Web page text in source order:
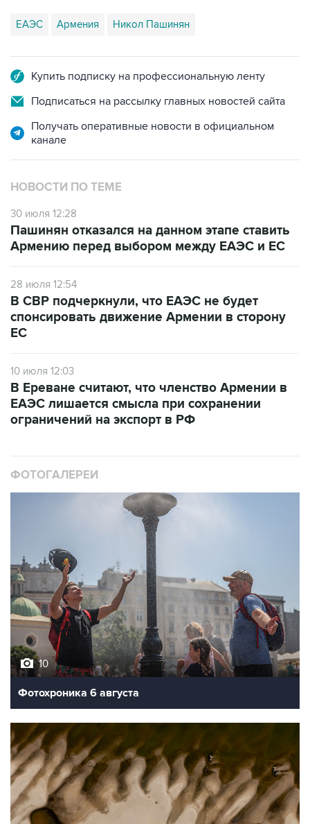
ЕАЭС Армения Никол Пашинян
Купить подписку на профессиональную ленту
Подписаться на рассылку главных новостей сайта
Получать оперативные новости в официальном
канале
НОВОСТИ ПО ТЕМЕ
30 июля 12:28
Пашинян отказался на данном этапе ставить
Армению перед выбором между ЕАЭС и ЕС
28 июля 12:54
В СВР подчеркнули, что ЕАЭС не будет
спонсировать движение Армении в сторону
ЕС
10 июля 12:03
В Ереване считают, что членство Армении в
ЕАЭС лишается смысла при сохранении
ограничений на экспорт в РФ
ФОТОГАЛЕРЕИ
10
Фотохроника 6 августа